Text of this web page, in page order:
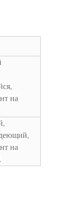
на
на
.